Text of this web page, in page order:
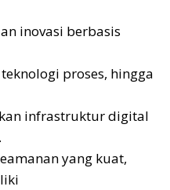
inovasi berbasis
proses, hingga
infrastruktur digital
yang kuat,